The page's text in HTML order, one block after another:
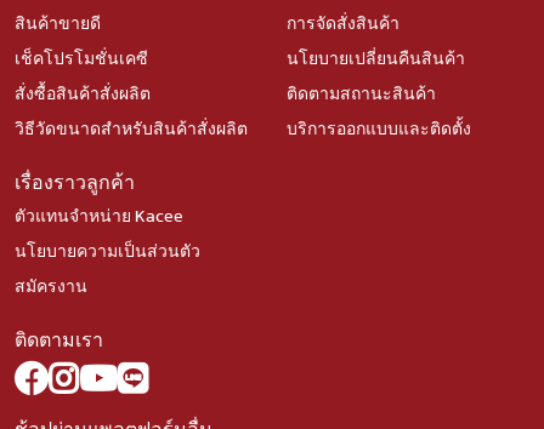
สินค้าขายดี
เช็คโปรโมชั่นเคซี
สั่งซื้อสินค้าสั่งผลิต
วิธีวัดขนาดสำหรับสินค้าสั่งผลิต
การจัดสั่งสินค้า
นโยบายเปลี่ยนคืนสินค้า
ติดตามสถานะสินค้า
บริการออกแบบและติดตั้ง
เรื่องราวลูกค้า
ตัวแทนจำหน่าย Kacee
นโยบายความเป็นส่วนตัว
สมัครงาน
ติดตามเรา